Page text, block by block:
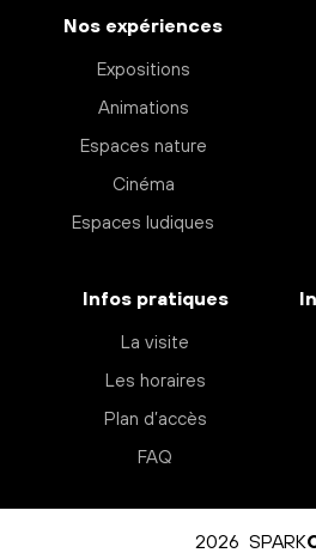
Nos expériences
Expositions
Animations
Espaces nature
Cinéma
Espaces ludiques
Infos pratiques
La visite
Les horaires
Plan d’accès
FAQ
2026 SPARK